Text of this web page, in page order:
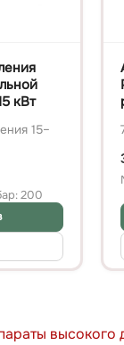
кВт
15–
200
высокого